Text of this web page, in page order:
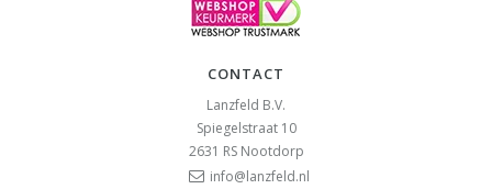
CONTACT
Lanzfeld B.V.
Spiegelstraat 10
2631 RS Nootdorp
info@lanzfeld.nl